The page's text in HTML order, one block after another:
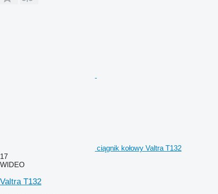
ciągnik kołowy Valtra T132
17
WIDEO
Valtra T132